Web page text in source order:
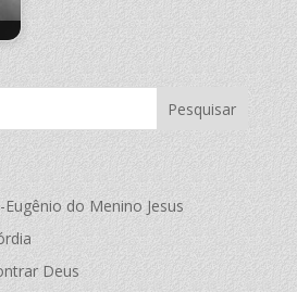
do Menino Jesus
Deus